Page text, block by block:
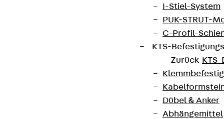
I-Stiel-System
PUK-STRUT-
C-Profil-
KTS-
Zurück
Dübel & Anker
Abhängemittel